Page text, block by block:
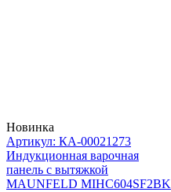
Новинка
Артикул: КА-00021273
Индукционная варочная
панель с вытяжкой
MAUNFELD MIHC604SF2BK